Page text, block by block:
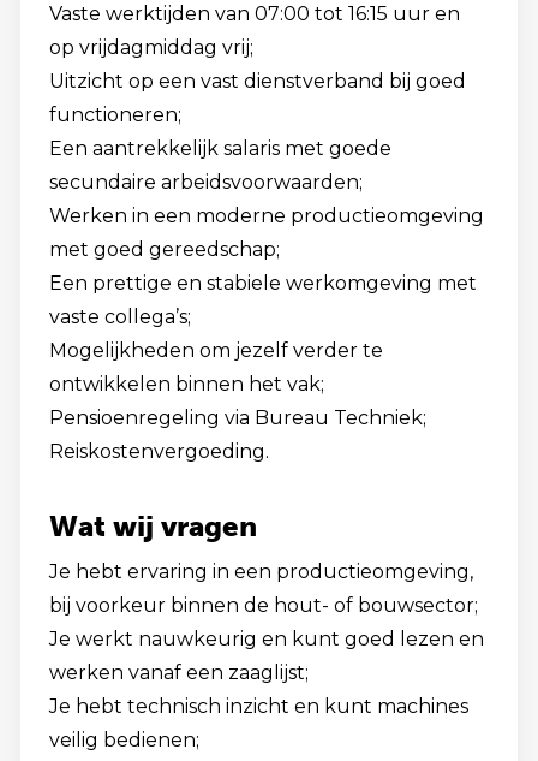
Vaste werktijden van 07:00 tot 16:15 uur en
op vrijdagmiddag vrij;
Uitzicht op een vast dienstverband bij goed
functioneren;
Een aantrekkelijk salaris met goede
secundaire arbeidsvoorwaarden;
Werken in een moderne productieomgeving
met goed gereedschap;
Een prettige en stabiele werkomgeving met
vaste collega’s;
Mogelijkheden om jezelf verder te
ontwikkelen binnen het vak;
Pensioenregeling via Bureau Techniek;
Reiskostenvergoeding.
Wat wij vragen
Je hebt ervaring in een productieomgeving,
bij voorkeur binnen de hout- of bouwsector;
Je werkt nauwkeurig en kunt goed lezen en
werken vanaf een zaaglijst;
Je hebt technisch inzicht en kunt machines
veilig bedienen;